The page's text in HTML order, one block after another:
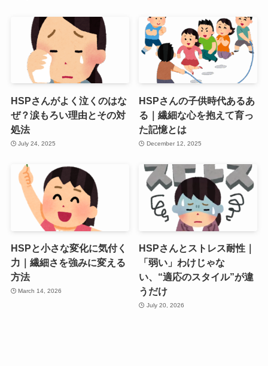
HSPさんがよく泣くのはな
ぜ？涙もろい理由とその対
処法
July 24, 2025
HSPさんの子供時代あるあ
る｜繊細な心を抱えて育っ
た記憶とは
December 12, 2025
HSPと小さな変化に気付く
力｜繊細さを強みに変える
方法
March 14, 2026
HSPさんとストレス耐性｜
「弱い」わけじゃな
い、“適応のスタイル”が違
うだけ
July 20, 2026